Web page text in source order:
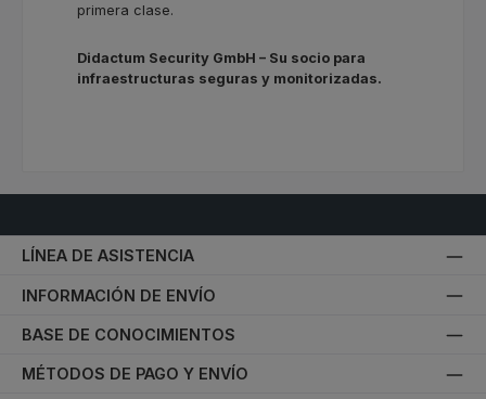
primera clase.
Didactum Security GmbH – Su socio para
infraestructuras seguras y monitorizadas.
LÍNEA DE ASISTENCIA
INFORMACIÓN DE ENVÍO
BASE DE CONOCIMIENTOS
MÉTODOS DE PAGO Y ENVÍO